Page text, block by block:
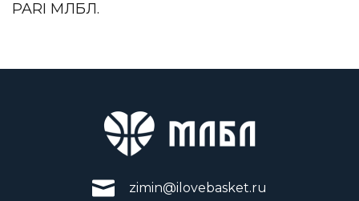
PARI МЛБЛ.
zimin@ilovebasket.ru